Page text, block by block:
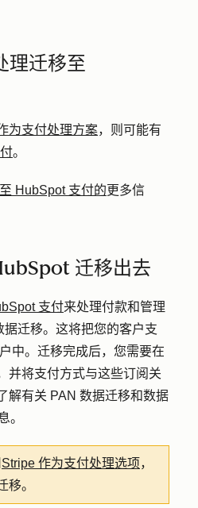
理迁移至
为支付处理方案，则可能有
。
HubSpot 支付的更多信
迁移出去
支付来处理付款和管理
迁移。这将把您的客户支
中。迁移完成后，您需要在
并将支付方式与这些订阅关
解有关 PAN 数据迁移和数据
。
Stripe 作为支付处理选项，
移。